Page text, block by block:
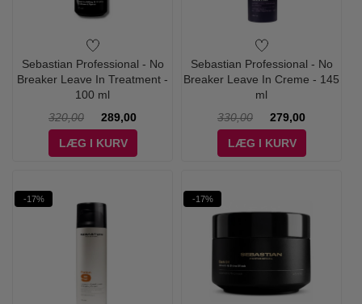
Sebastian Professional - No
Breaker Leave In Treatment -
100 ml
320,00
289,00
LÆG I KURV
Sebastian Professional - No
Breaker Leave In Creme - 145
ml
330,00
279,00
LÆG I KURV
-17% -17%